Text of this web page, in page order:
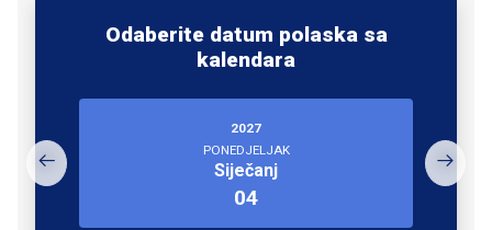
Odaberite datum polaska sa
kalendara
2027
PONEDJELJAK
Siječanj
04